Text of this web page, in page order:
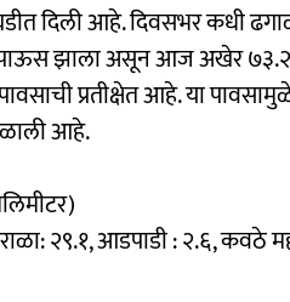
दिली आहे. दिवसभर कधी
झाला असून आज अखेर ७३.२
प्रतीक्षेत आहे. या
आहे.
२९.१, आडपाडी : २.६, कवठे